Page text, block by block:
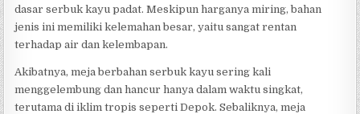
dasar serbuk kayu padat. Meskipun harganya miring, bahan
jenis ini memiliki kelemahan besar, yaitu sangat rentan
terhadap air dan kelembapan.
Akibatnya, meja berbahan serbuk kayu sering kali
menggelembung dan hancur hanya dalam waktu singkat,
terutama di iklim tropis seperti Depok. Sebaliknya, meja